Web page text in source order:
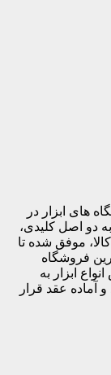
های ابزار در
دو اصل کلیدی،
موفق شده تا
فروشگاه
ابزار به
عقد قرار